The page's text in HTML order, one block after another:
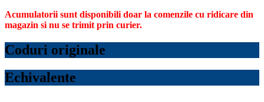
Acumulatorii sunt disponibili doar la comenzile cu ridicare din
magazin si nu se trimit prin curier.
Coduri originale
Echivalente